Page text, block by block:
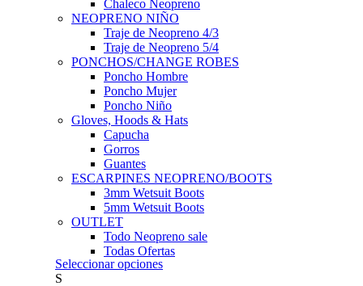
Chaleco Neopreno
NEOPRENO NIÑO
Traje de Neopreno 4/3
Traje de Neopreno 5/4
PONCHOS/CHANGE ROBES
Poncho Hombre
Poncho Mujer
Poncho Niño
Gloves, Hoods & Hats
Capucha
Gorros
Guantes
ESCARPINES NEOPRENO/BOOTS
3mm Wetsuit Boots
5mm Wetsuit Boots
OUTLET
Todo Neopreno sale
Todas Ofertas
Seleccionar opcionesEste
S